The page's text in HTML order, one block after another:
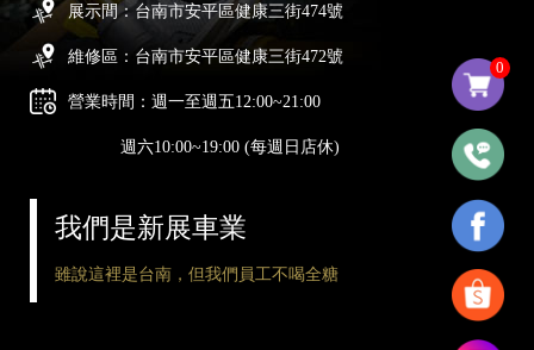
0
展示間：台南市安平區健康三街474號
維修區：台南市安平區健康三街472號
營業時間：週一至週五12:00~21:00
週六10:00~19:00 (每週日店休)
我們是新展車業
雖說這裡是台南，但我們員工不喝全糖